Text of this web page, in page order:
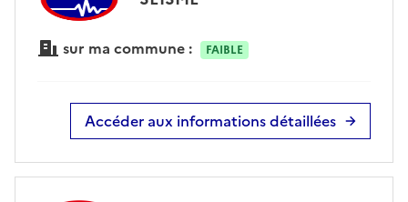
sur ma commune : FAIBLE
Accéder aux informations détaillées